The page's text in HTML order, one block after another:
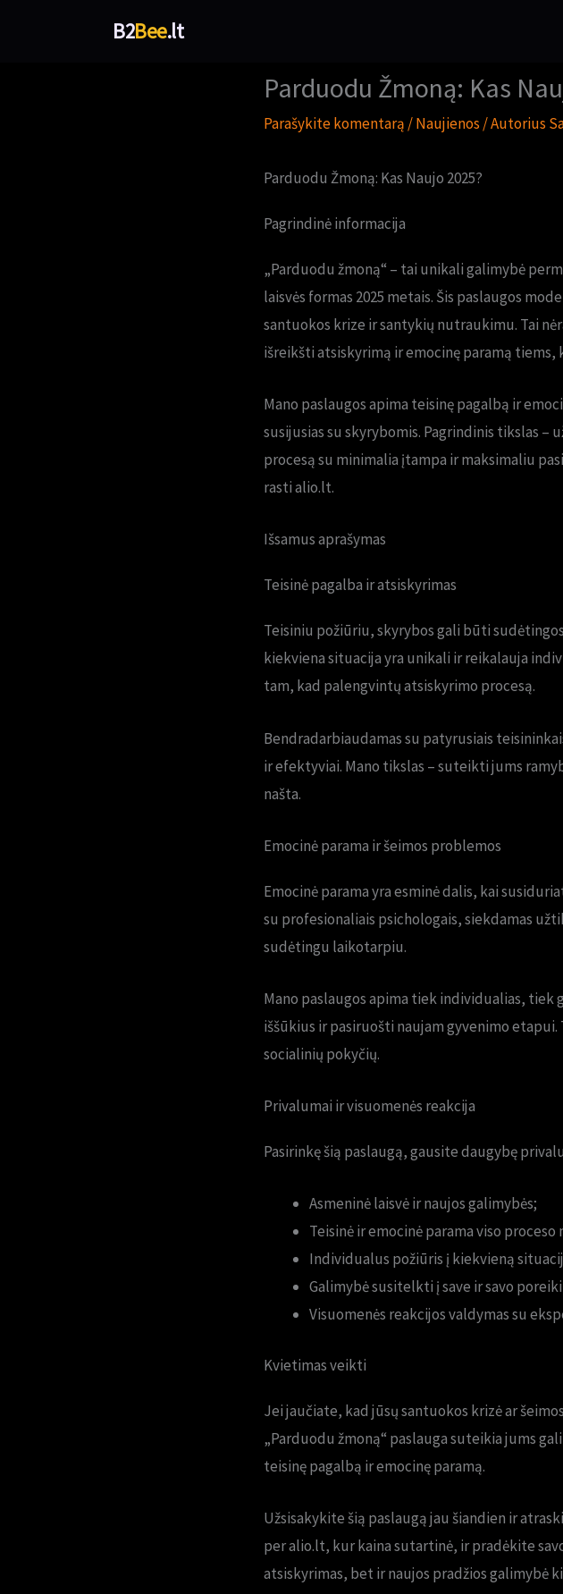
B2Bee.lt
Parduodu Žmoną: Kas
Parašykite komentarą /Naujienos / Autorius
Parduodu Žmoną: Kas Naujo 2025?
Pagrindinė informacija
„Parduodu žmoną“ – tai unikali galimybė
laisvės formas 2025 metais. Šis paslaugos
santuokos krize ir santykių nutraukimu. Tai
išreikšti atsiskyrimą ir emocinę paramą tiems,
Mano paslaugos apima teisinę pagalbą ir
susijusias su skyrybomis. Pagrindinis tikslas
procesą su minimalia įtampa ir maksimaliu
rasti alio.lt.
Išsamus aprašymas
Teisinė pagalba ir atsiskyrimas
Teisiniu požiūriu, skyrybos gali būti
kiekviena situacija yra unikali ir reikalauja
tam, kad palengvintų atsiskyrimo procesą.
Bendradarbiaudamas su patyrusiais
ir efektyviai. Mano tikslas – suteikti jums
našta.
Emocinė parama ir šeimos problemos
Emocinė parama yra esminė dalis, kai
su profesionaliais psichologais, siekdamas
sudėtingu laikotarpiu.
Mano paslaugos apima tiek individualias,
iššūkius ir pasiruošti naujam gyvenimo
socialinių pokyčių.
Privalumai ir visuomenės reakcija
Pasirinkę šią paslaugą, gausite daugybę
Asmeninė laisvė ir naujos galimybės;
Teisinė ir emocinė parama viso proceso
Individualus požiūris į kiekvieną
Galimybė susitelkti į save ir savo
Visuomenės reakcijos valdymas su
Kvietimas veikti
Jei jaučiate, kad jūsų santuokos krizė ar
„Parduodu žmoną“ paslauga suteikia jums
teisinę pagalbą ir emocinę paramą.
Užsisakykite šią paslaugą jau šiandien ir
per alio.lt, kur kaina sutartinė, ir pradėkite
atsiskyrimas, bet ir naujos pradžios galimybė